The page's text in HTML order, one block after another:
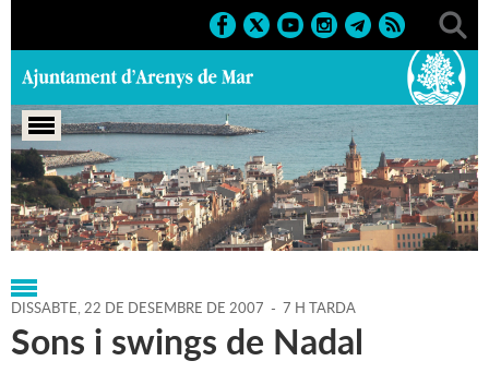
Portada > Regidories > Cultura > Agenda > 22-12-2007
DISSABTE,22 DE DESEMBRE DE 2007 - 7 H TARDA
Sons i swings de Nadal